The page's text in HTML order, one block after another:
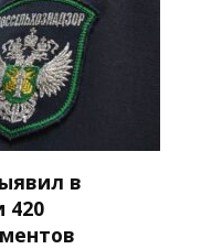
в
420